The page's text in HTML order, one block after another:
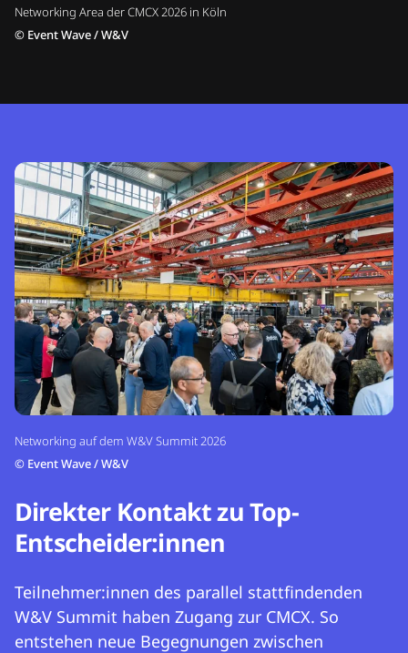
Networking Area der CMCX 2026 in Köln
© Event Wave / W&V
Networking auf dem W&V Summit 2026
© Event Wave / W&V
Direkter Kontakt zu Top-
Entscheider:innen
Teilnehmer:innen des parallel stattfindenden
W&V Summit haben Zugang zur CMCX. So
entstehen neue Begegnungen zwischen